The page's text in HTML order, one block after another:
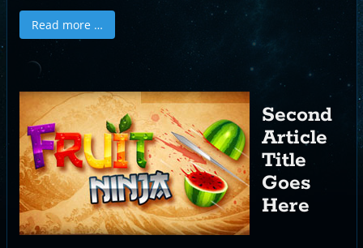
Read more …
Second
Article
Title
Goes
Here